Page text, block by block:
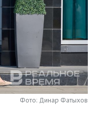
Фото: Динар Фатыхов